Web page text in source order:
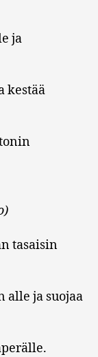
ja
kestää
tasaisin
alle ja suojaa